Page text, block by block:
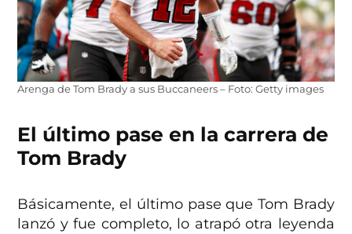
Arenga de Tom Brady a sus Buccaneers – Foto: Getty images
El último pase en la carrera de
Tom Brady
Básicamente, el último pase que Tom Brady
lanzó y fue completo, lo atrapó otra leyenda